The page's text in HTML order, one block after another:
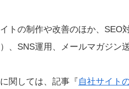
トの制作や改善のほか、SEO
、SNS運用、メールマガジン
関しては、記事『 自社サイト